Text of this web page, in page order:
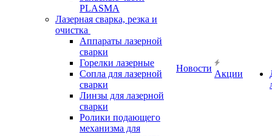
PLASMA
Лазерная сварка, резка и
очистка
Аппараты лазерной
сварки
Горелки лазерные
Сопла для лазерной
сварки
Линзы для лазерной
сварки
Ролики подающего
механизма для
Новости
Акции